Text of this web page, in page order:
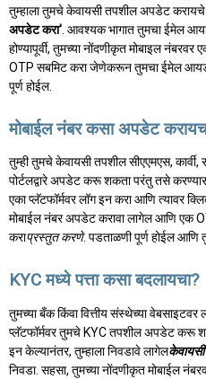
तुम्हाला तुमचे केवायसी तपशील अपडेट
अपडेट करा' . आवश्यक भागात तुमचा ईमेल
होण्यापूर्वी, तुमच्या नोंदणीकृत मोबाइल
OTP सबमिट करा जेणेकरून तुमचा ईमेल
पूर्ण होईल.
मोबाईल नंबर कसा अपडेट
तुम्ही तुमचे केवायसी तपशील सीएएमएस,
पोर्टलद्वारे अपडेट करू शकता परंतु तसे
एका प्लॅटफॉर्मवर लॉग इन करा आणि त्यावर
मोबाईल नंबर अपडेट करावा लागेल आणि एक
कराप्रस्तुत करणे. पडताळणी पूर्ण होईल
KYC मध्ये पत्ता कसा बदलायचा?
तुमच्या बँक किंवा वित्तीय संस्थेच्या
प्लॅटफॉर्मवर तुमचे KYC तपशील अपडेट करू
इन केल्यानंतर, तुम्हाला निवडावे लागेल
निवडा. सहसा, तुमच्या नोंदणीकृत मोबाईल